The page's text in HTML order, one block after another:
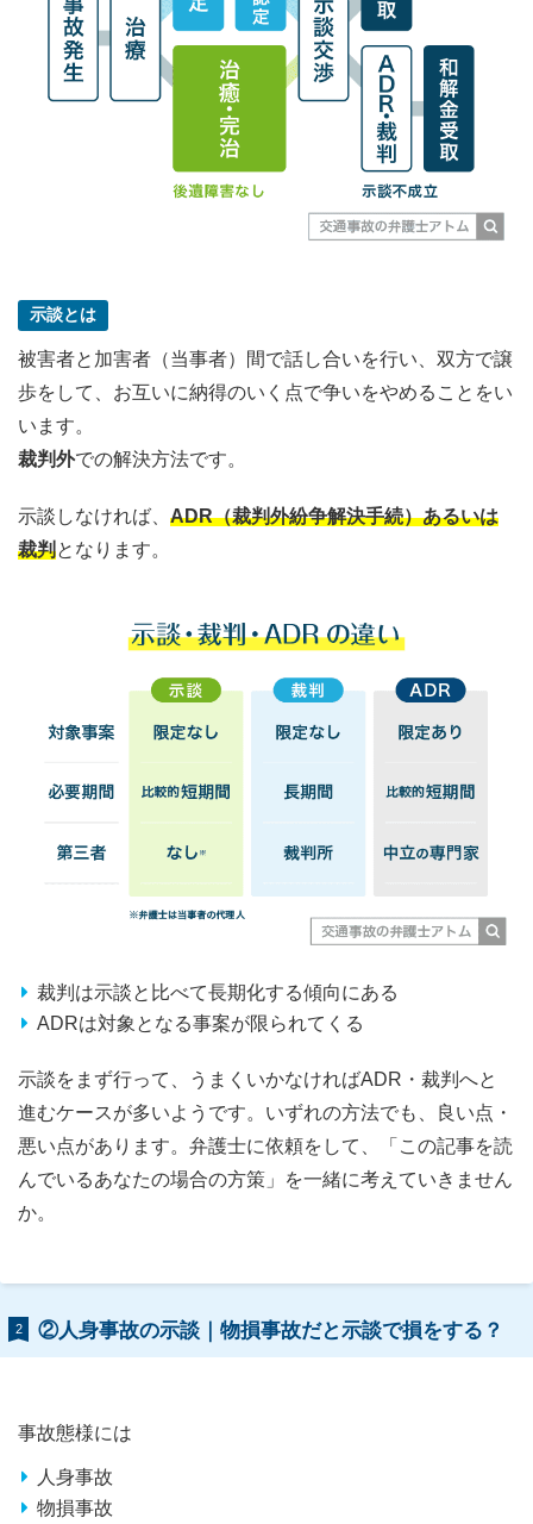
示談とは
被害者と加害者（当事者）間で話し合いを行い、双方で譲
歩をして、お互いに納得のいく点で争いをやめることをい
います。
裁判外での解決方法です。
示談しなければ、 ADR（裁判外紛争解決手続）あるいは
裁判となります。
裁判は示談と比べて長期化する傾向にある
ADRは対象となる事案が限られてくる
示談をまず行って、うまくいかなければADR・裁判へと
進むケースが多いようです。いずれの方法でも、良い点・
悪い点があります。弁護士に依頼をして、「この記事を読
んでいるあなたの場合の方策」を一緒に考えていきません
か。
2 ②人身事故の示談｜物損事故だと示談で損をする？
事故態様には
人身事故
物損事故